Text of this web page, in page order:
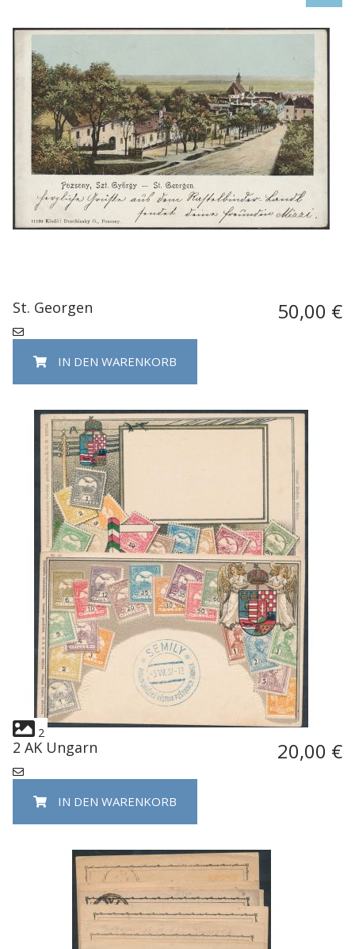
St. Georgen 50,00 €
IN DEN WARENKORB
2
2 AK Ungarn 20,00 €
IN DEN WARENKORB